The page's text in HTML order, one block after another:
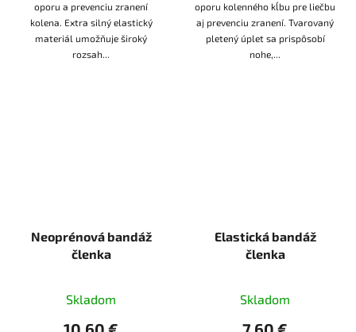
oporu a prevenciu zranení
kolena. Extra silný elastický
materiál umožňuje široký
rozsah...
oporu kolenného kĺbu pre liečbu
aj prevenciu zranení. Tvarovaný
pletený úplet sa prispôsobí
nohe,...
Neoprénová bandáž
členka
Skladom
Elastická bandáž
členka
Skladom